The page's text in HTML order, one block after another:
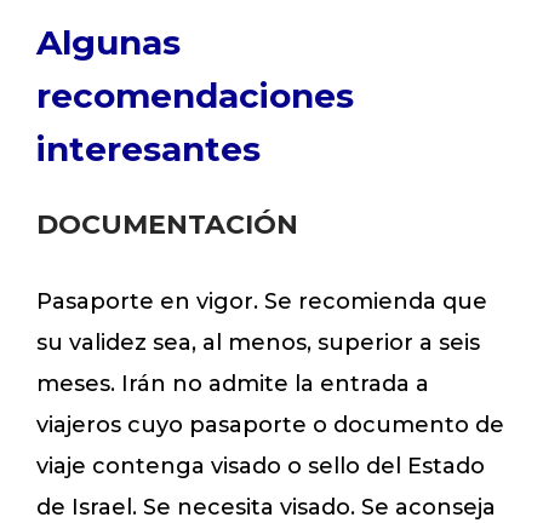
Algunas
recomendaciones
interesantes
DOCUMENTACIÓN
Pasaporte en vigor. Se recomienda que
su validez sea, al menos, superior a seis
meses. Irán no admite la entrada a
viajeros cuyo pasaporte o documento de
viaje contenga visado o sello del Estado
de Israel. Se necesita visado. Se aconseja